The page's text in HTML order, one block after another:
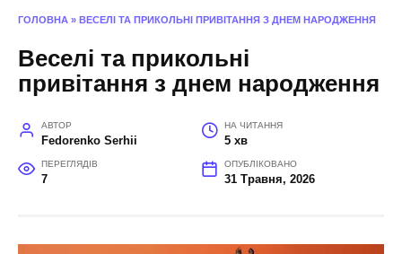
ГОЛОВНА » ВЕСЕЛІ ТА ПРИКОЛЬНІ ПРИВІТАННЯ З ДНЕМ НАРОДЖЕННЯ
Веселі та прикольні
привітання з днем народження
АВТОР
Fedorenko Serhii
НА ЧИТАННЯ
5 хв
ПЕРЕГЛЯДІВ
7
ОПУБЛІКОВАНО
31 Травня, 2026